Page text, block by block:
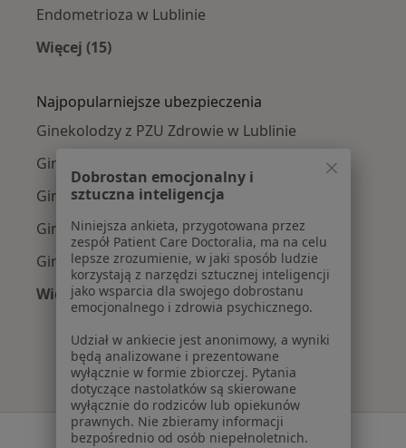
Endometrioza w Lublinie
Więcej (15)
Najpopularniejsze ubezpieczenia
Ginekolodzy z PZU Zdrowie w Lublinie
Ginekolodzy z POLMED w Lublinie
Ginekolodzy z Medicover w Lublinie
Ginekolodzy z Enel-med w Lublinie
Ginekolodzy z Compensa w Lublinie
Więcej (5)
Więcej w kategorii: Najpopularniejsze
Serwis
Dobrostan emocjonalny i
sztuczna inteligencja
Niniejsza ankieta, przygotowana przez
zespół Patient Care Doctoralia, ma na celu
lepsze zrozumienie, w jaki sposób ludzie
korzystają z narzędzi sztucznej inteligencji
jako wsparcia dla swojego dobrostanu
emocjonalnego i zdrowia psychicznego.
Udział w ankiecie jest anonimowy, a wyniki
będą analizowane i prezentowane
wyłącznie w formie zbiorczej. Pytania
dotyczące nastolatków są skierowane
wyłącznie do rodziców lub opiekunów
prawnych. Nie zbieramy informacji
bezpośrednio od osób niepełnoletnich.